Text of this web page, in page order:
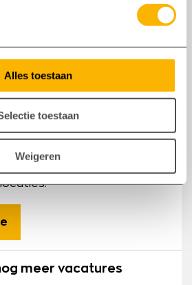
Alles toestaan
toestaan
Weigeren
per maand (bruto)
klus en lever je vakwerk
meer vacatures